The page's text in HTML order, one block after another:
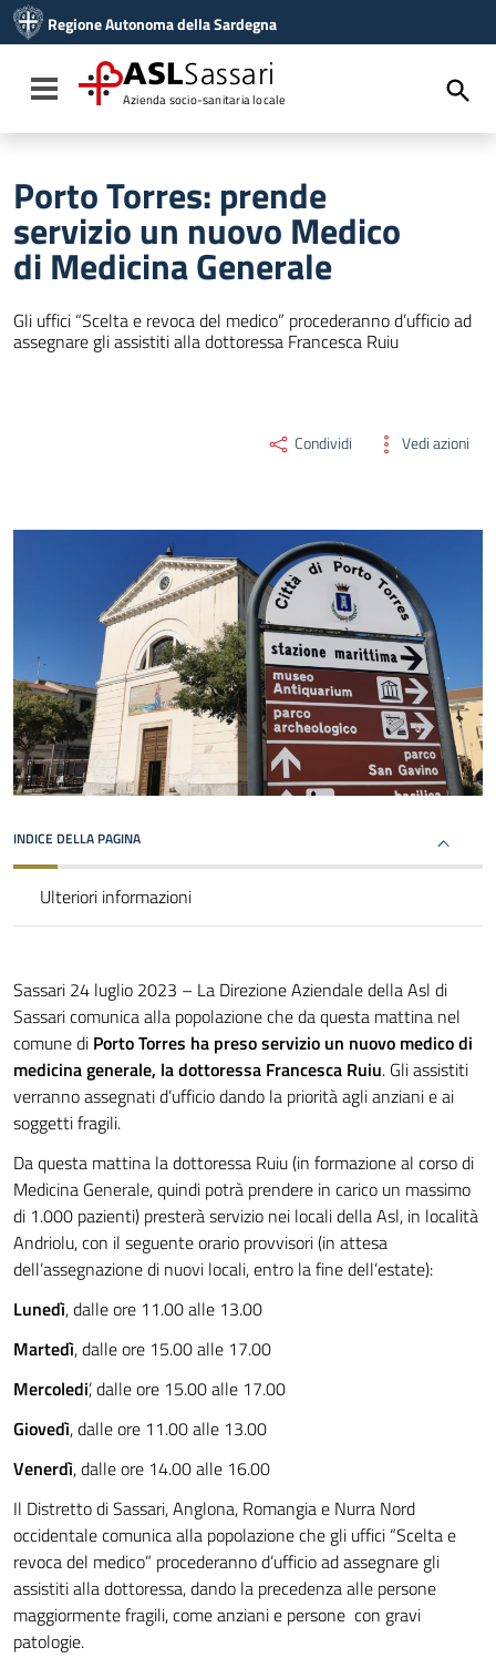
Vai al menu di navigazione
Vai al footer
Regione Autonoma della Sardegna
Toggle navigation
ASLSassari
Azienda socio-sanitaria locale
Porto Torres: prende
servizio un nuovo Medico
di Medicina Generale
Gli uffici “Scelta e revoca del medico” procederanno d’ufficio ad
assegnare gli assistiti alla dottoressa Francesca Ruiu
Condividi Vedi azioni
INDICE DELLA PAGINA
Ulteriori informazioni
Sassari 24 luglio 2023 – La Direzione Aziendale della Asl di
Sassari comunica alla popolazione che da questa mattina nel
comune di Porto Torres ha preso servizio un nuovo medico di
medicina generale, la dottoressa Francesca Ruiu. Gli assistiti
verranno assegnati d’ufficio dando la priorità agli anziani e ai
soggetti fragili.
Da questa mattina la dottoressa Ruiu (in formazione al corso di
Medicina Generale, quindi potrà prendere in carico un massimo
di 1.000 pazienti) presterà servizio nei locali della Asl, in località
Andriolu, con il seguente orario provvisori (in attesa
dell’assegnazione di nuovi locali, entro la fine dell’estate):
Lunedì, dalle ore 11.00 alle 13.00
Martedì, dalle ore 15.00 alle 17.00
Mercoledi’, dalle ore 15.00 alle 17.00
Giovedì, dalle ore 11.00 alle 13.00
Venerdì, dalle ore 14.00 alle 16.00
Il Distretto di Sassari, Anglona, Romangia e Nurra Nord
occidentale comunica alla popolazione che gli uffici “Scelta e
revoca del medico” procederanno d’ufficio ad assegnare gli
assistiti alla dottoressa, dando la precedenza alle persone
maggiormente fragili, come anziani e persone con gravi
patologie.